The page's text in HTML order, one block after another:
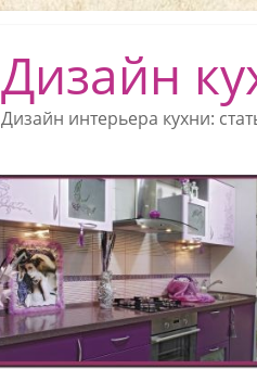
Дизайн
Дизайн интерьера кухни: